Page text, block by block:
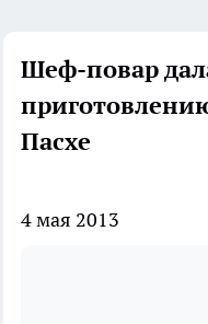
Шеф-повар
Пасхе
4 мая 2013